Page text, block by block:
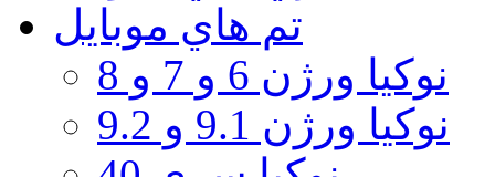
تم هاي موبايل
نوكيا ورژن 6 و 7 و 8
نوكيا ورژن 9.1 و 9.2